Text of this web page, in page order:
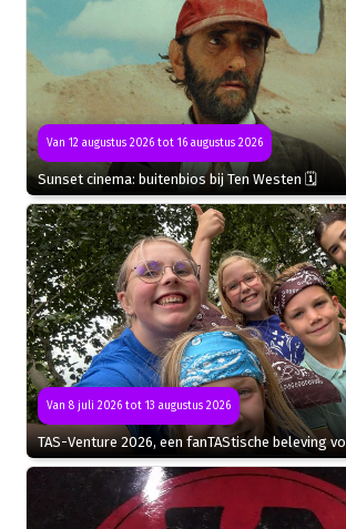
Van 12 augustus 2026 tot 16 augustus 2026
Sunset cinema: buitenbios bij Ten Westen 🗓
Van 8 juli 2026 tot 13 augustus 2026
TAS-Venture 2026, een fanTAStische beleving